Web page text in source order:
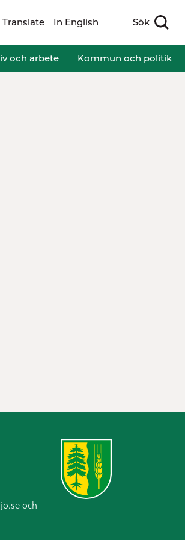
Translate In English Sök
Visa sökfält
och arbete Kommun och politik
och